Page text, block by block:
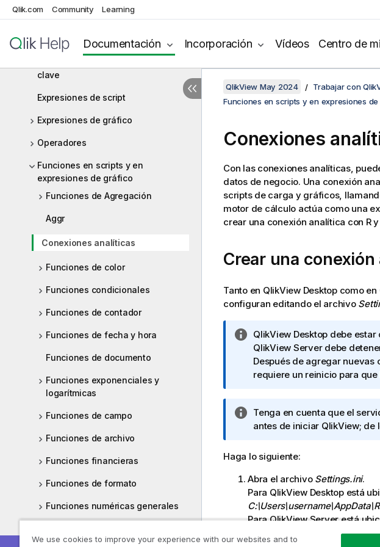
Qlik.com Community Learning
Documentación Incorporación Vídeos Centro de
Naur?
Funciones
clave
Expresiones de script
Expresiones de gráfico
Operadores
Funciones en scripts y en
expresiones de gráfico
Funciones de Agregación
Aggr
Conexiones analíticas
Funciones de color
Funciones condicionales
Funciones de contador
Funciones de fecha y hora
Funciones de documento
Funciones exponenciales y
logarítmicas
Funciones de campo
Funciones de archivo
Funciones financieras
Funciones de formato
Funciones numéricas generales
QlikView May 2024 Trabajar con
Funciones en scripts y en expresiones
Conexiones
Con las conexiones analíticas,
datos de negocio. Una conexión
scripts de carga y gráficos,
motor de cálculo actúa como una
crear una conexión analítica con R
Crear una
Tanto en QlikView Desktopcomo en
configuran editando el archivo
N
o
t
a
f
o
m
t
i
v
a
QlikView Desktop debe estar
QlikView Serverdebe
Después de agregar nuevas
requiere un reinicio para
N
o
a
n
f
o
r
Tenga en cuenta que el
antes de iniciar QlikView; de
Haga lo siguiente:
Abra el archivo Settings.ini.
Para QlikView Desktopestá
ParaQlikView Serverestá
Agregue la siguiente
We use cookies to improve your experience with our websites and to